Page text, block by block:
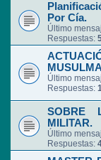
Por Cía.
Último
Respuestas:
Último
Respuestas:
SOBRE
MILITAR.
Último
Respuestas: